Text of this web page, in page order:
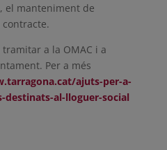
el manteniment de
contracte.
a la OMAC i a
Per a més
ajuts-per-a-
destinats-al-lloguer-social